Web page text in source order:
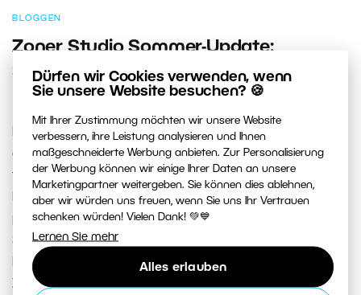
Dürfen wir Cookies verwenden, wenn
Sie unsere Website besuchen? 🍪
Mit Ihrer Zustimmung möchten wir unsere Website
verbessern, ihre Leistung analysieren und Ihnen
maßgeschneiderte Werbung anbieten. Zur Personalisierung
der Werbung können wir einige Ihrer Daten an unsere
Marketingpartner weitergeben. Sie können dies ablehnen,
aber wir würden uns freuen, wenn Sie uns Ihr Vertrauen
schenken würden! Vielen Dank! 💚💙
Lernen Sie mehr
Alles erlauben
BLOGGEN
Zoner Studio Sommer-Update:
Schnellere Arbeit, mehr Zeit zum
Fotografieren
Die neue Version von Zoner Studio konzentriert sich auf
die Herausforderungen, denen Fotografen bei ihrer
täglichen Arbeit begegnen. Sie bietet neue
Möglichkeiten zum Zusammenfügen von Fotos, eine
präzisere Bearbeitung von Bildserien, eine schnellere
Suche sowie eine einfachere Bildbearbeitung. Das
Ergebnis ist ein effizienterer Workflow und weniger
Zeitaufwand für die Organisation oder das Wechseln